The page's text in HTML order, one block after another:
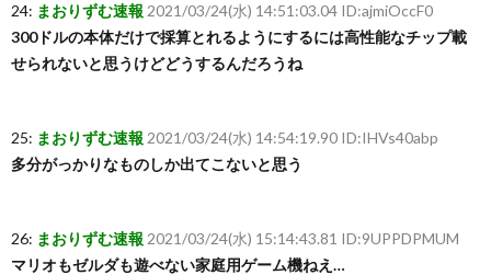
24: まおりずむ速報 2021/03/24(水) 14:51:03.04 ID:ajmiOccF0
300ドルの本体だけで採算とれるようにするには高性能なチップ載
せられないと思うけどどうするんだろうね
25: まおりずむ速報 2021/03/24(水) 14:54:19.90 ID:IHVs40abp
多分がっかりなものしか出てこないと思う
26: まおりずむ速報 2021/03/24(水) 15:14:43.81 ID:9UPPDPMUM
マリオもゼルダも遊べない家庭用ゲーム機ねえ…